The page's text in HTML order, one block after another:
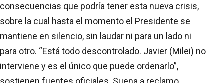
consecuencias que podría tener esta nueva crisis,
sobre la cual hasta el momento el Presidente se
mantiene en silencio, sin laudar ni para un lado ni
para otro. “Está todo descontrolado. Javier (Milei) no
interviene y es el único que puede ordenarlo”,